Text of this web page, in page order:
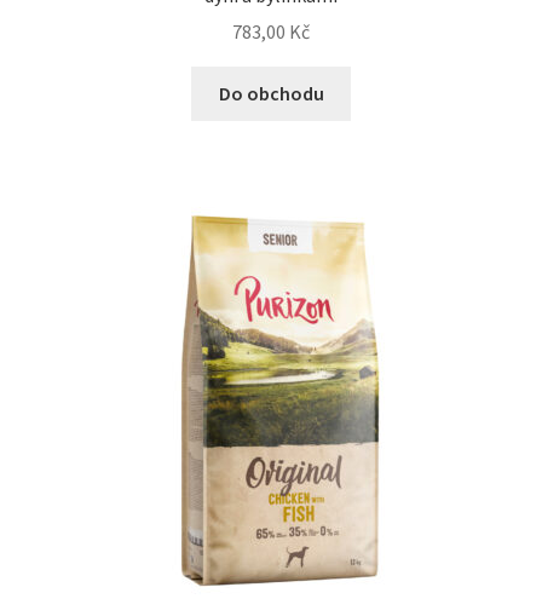
783,00 Kč
Do obchodu